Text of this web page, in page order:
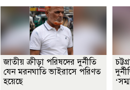
জাতীয় ক্রীড়া পরিষদের দুর্নীতি
যেন মরনঘাতি ভাইরাসে পরিণত
হয়েছে